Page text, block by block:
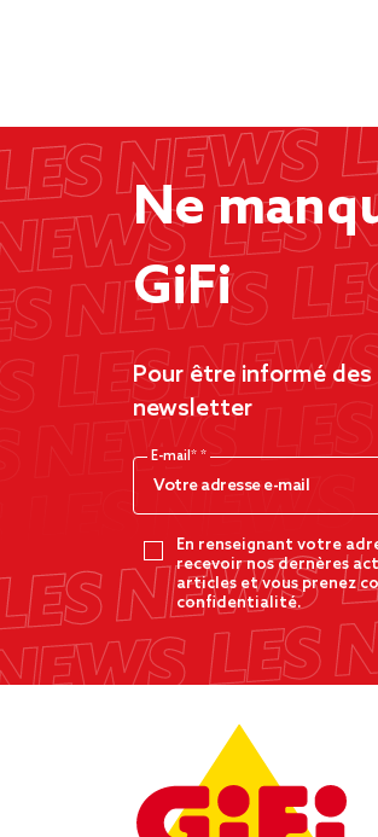
Ne
GiFi
Pour être informé
newsletter
E-mail*
En renseignant votre
recevoir nos dernères
articles et vous prenez
confidentialité.